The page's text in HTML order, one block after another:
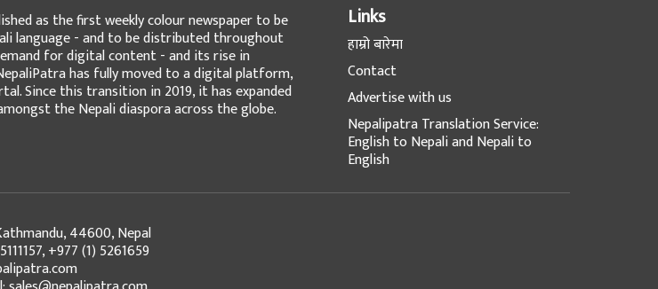
as the first weekly colour newspaper to be
language - and to be distributed throughout
for digital content - and its rise in
has fully moved to a digital platform,
Since this transition in 2019, it has expanded
the Nepali diaspora across the globe.
Links
हाम्रो बारेमा
Contact
Advertise with us
Nepalipatra Translation Service:
English to Nepali and Nepali to
English
44600, Nepal
+977 (1) 5261659